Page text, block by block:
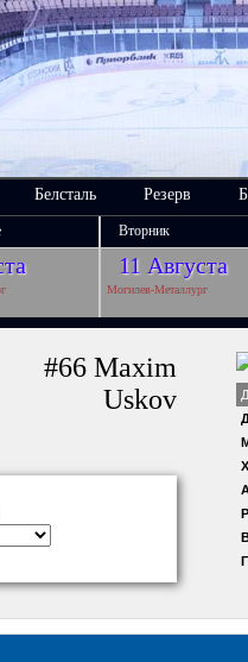
Белсталь Резерв
Вторник
11 Августа
Могилев-Металлург
#66 Maxim
Uskov